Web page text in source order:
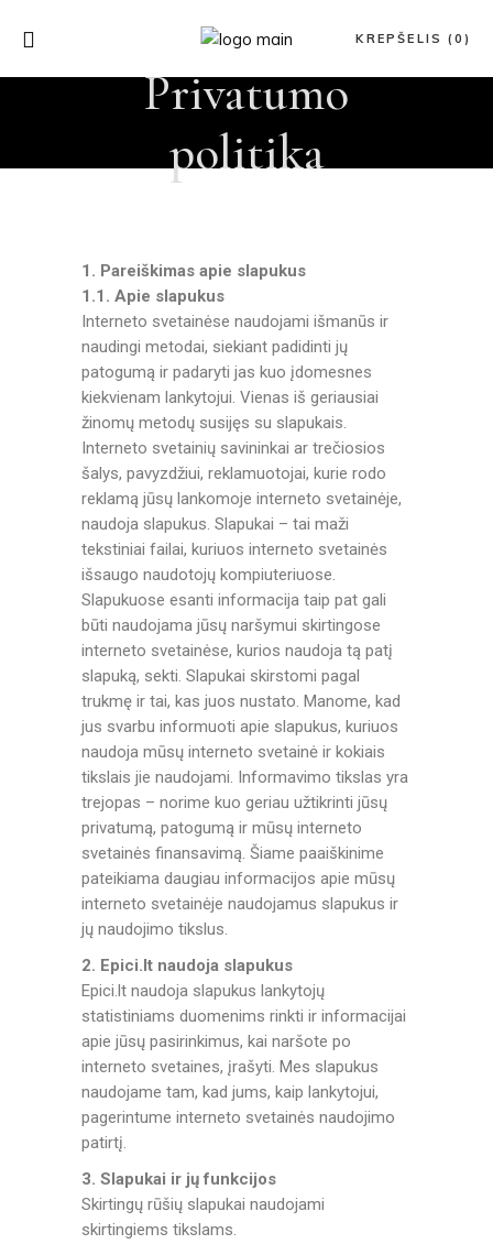
KREPŠELIS (0)
Privatumo
politika
1. Pareiškimas apie slapukus
1.1. Apie slapukus
Interneto svetainėse naudojami išmanūs ir
naudingi metodai, siekiant padidinti jų
patogumą ir padaryti jas kuo įdomesnes
kiekvienam lankytojui. Vienas iš geriausiai
žinomų metodų susijęs su slapukais.
Interneto svetainių savininkai ar trečiosios
šalys, pavyzdžiui, reklamuotojai, kurie rodo
reklamą jūsų lankomoje interneto svetainėje,
naudoja slapukus. Slapukai – tai maži
tekstiniai failai, kuriuos interneto svetainės
išsaugo naudotojų kompiuteriuose.
Slapukuose esanti informacija taip pat gali
būti naudojama jūsų naršymui skirtingose
interneto svetainėse, kurios naudoja tą patį
slapuką, sekti. Slapukai skirstomi pagal
trukmę ir tai, kas juos nustato. Manome, kad
jus svarbu informuoti apie slapukus, kuriuos
naudoja mūsų interneto svetainė ir kokiais
tikslais jie naudojami. Informavimo tikslas yra
trejopas – norime kuo geriau užtikrinti jūsų
privatumą, patogumą ir mūsų interneto
svetainės finansavimą. Šiame paaiškinime
pateikiama daugiau informacijos apie mūsų
interneto svetainėje naudojamus slapukus ir
jų naudojimo tikslus.
2. Epici.lt naudoja slapukus
Epici.lt naudoja slapukus lankytojų
statistiniams duomenims rinkti ir informacijai
apie jūsų pasirinkimus, kai naršote po
interneto svetaines, įrašyti. Mes slapukus
naudojame tam, kad jums, kaip lankytojui,
pagerintume interneto svetainės naudojimo
patirtį.
3. Slapukai ir jų funkcijos
Skirtingų rūšių slapukai naudojami
skirtingiems tikslams.